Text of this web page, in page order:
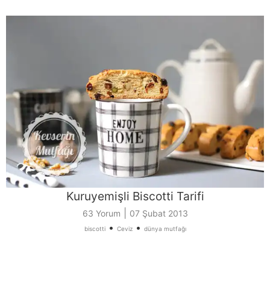
Kuruyemişli Biscotti Tarifi
63 Yorum 07 Şubat 2013
biscotti• Ceviz• dünya mutfağı